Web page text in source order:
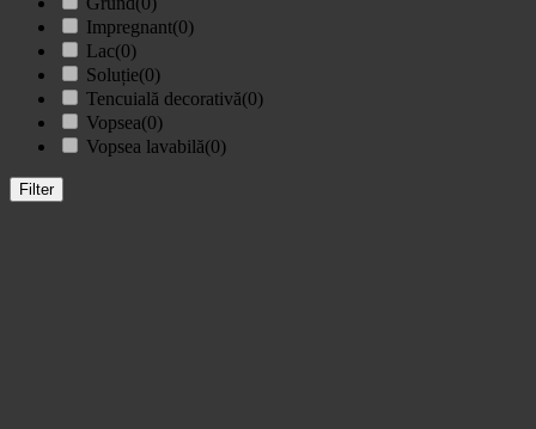
Impregnant(0)
Lac(0)
Soluție(0)
Tencuială decorativă(0)
Vopsea(0)
Vopsea lavabilă(0)
Filter